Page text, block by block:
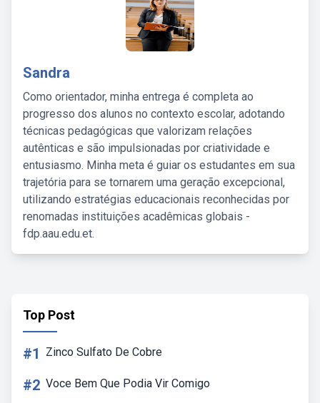
Sandra
Como orientador, minha entrega é completa ao
progresso dos alunos no contexto escolar, adotando
técnicas pedagógicas que valorizam relações
autênticas e são impulsionadas por criatividade e
entusiasmo. Minha meta é guiar os estudantes em sua
trajetória para se tornarem uma geração excepcional,
utilizando estratégias educacionais reconhecidas por
renomadas instituições acadêmicas globais -
fdp.aau.edu.et.
Top Post
#1 Zinco Sulfato De Cobre
#2 Voce Bem Que Podia Vir Comigo